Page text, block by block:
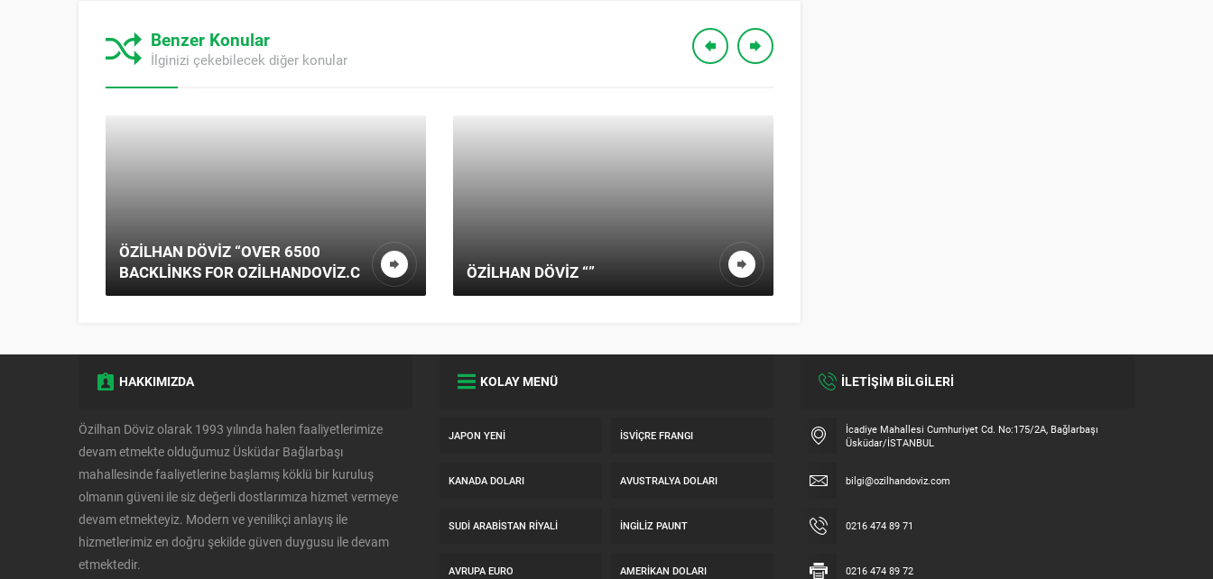
Benzer Konular
İlginizi çekebilecek diğer konular
ÖZILHAN DÖVIZ “” ÖZILHAN DÖVIZ “”
HAKKIMIZDA
Özilhan Döviz olarak 1993 yılında halen faaliyetlerimize
devam etmekte olduğumuz Üsküdar Bağlarbaşı
mahallesinde faaliyetlerine başlamış köklü bir kuruluş
olmanın güveni ile siz değerli dostlarımıza hizmet vermeye
devam etmekteyiz. Modern ve yenilikçi anlayış ile
hizmetlerimiz en doğru şekilde güven duygusu ile devam
etmektedir.
KOLAY MENÜ
JAPON YENI İSVIÇRE FRANGI
KANADA DOLARI AVUSTRALYA DOLARI
SUDI ARABISTAN RIYALI İNGILIZ PAUNT
AVRUPA EURO AMERIKAN DOLARI
İLETİŞİM BİLGİLERİ
İcadiye Mahallesi Cumhuriyet Cd. No:175/2A, Bağlarbaşı
Üsküdar/İSTANBUL
bilgi@ozilhandoviz.com
0216 474 89 71
0216 474 89 72